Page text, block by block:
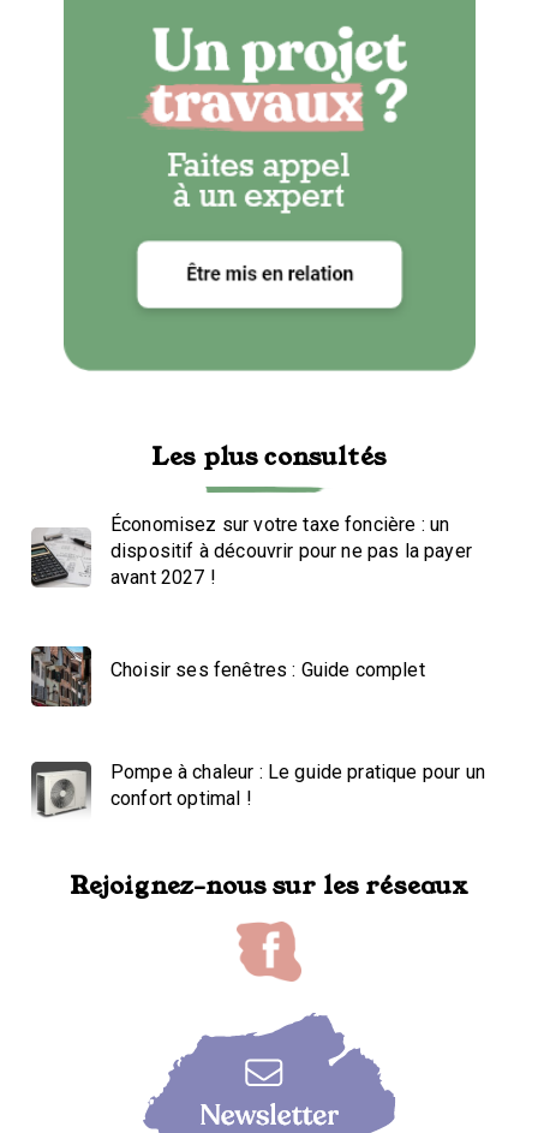
Les plus consultés
Économisez sur votre taxe foncière : un
dispositif à découvrir pour ne pas la payer
avant 2027 !
Choisir ses fenêtres : Guide complet
Pompe à chaleur : Le guide pratique pour un
confort optimal !
Rejoignez-nous sur les réseaux